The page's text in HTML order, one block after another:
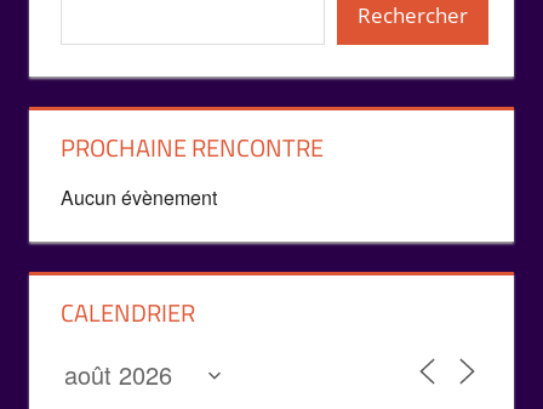
Rechercher
PROCHAINE RENCONTRE
Aucun évènement
CALENDRIER